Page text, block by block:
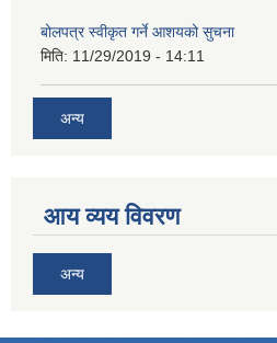
बोलपत्र स्वीकृत गर्ने आशयको सुचना
मिति: 11/29/2019 - 14:11
अन्य
आय व्यय विवरण
अन्य